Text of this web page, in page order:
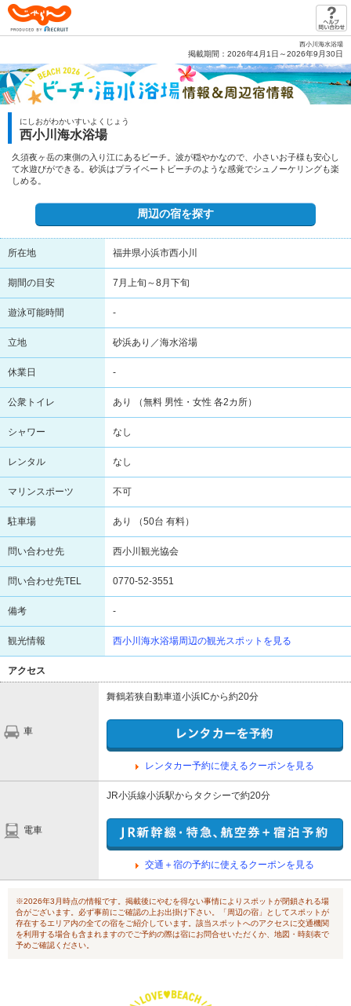
西小川海水浴場
掲載期間：2026年4月1日～2026年9月30日
にしおがわかいすいよくじょう
西小川海水浴場
久須夜ヶ岳の東側の入り江にあるビーチ。波が穏やかなので、小さいお子様も安心し
て水遊びができる。砂浜はプライベートビーチのような感覚でシュノーケリングも楽
しめる。
周辺の宿を探す
所在地 福井県小浜市西小川
期間の目安 7月上旬～8月下旬
遊泳可能時間 -
立地 砂浜あり／海水浴場
休業日 -
公衆トイレ あり （無料 男性・女性 各2カ所）
シャワー なし
レンタル なし
マリンスポーツ 不可
駐車場 あり （50台 有料）
問い合わせ先 西小川観光協会
問い合わせ先TEL 0770-52-3551
備考 -
観光情報 西小川海水浴場周辺の観光スポットを見る
アクセス
車
舞鶴若狭自動車道小浜ICから約20分
レンタカー予約に使えるクーポンを見る
電車
JR小浜線小浜駅からタクシーで約20分
交通＋宿の予約に使えるクーポンを見る
※2026年3月時点の情報です。掲載後にやむを得ない事情によりスポットが閉鎖される場
合がございます。必ず事前にご確認の上お出掛け下さい。「周辺の宿」としてスポットが
存在するエリア内の全ての宿をご紹介しています。該当スポットへのアクセスに交通機関
を利用する場合も含まれますのでご予約の際は宿にお問合せいただくか、地図・時刻表で
予めご確認ください。